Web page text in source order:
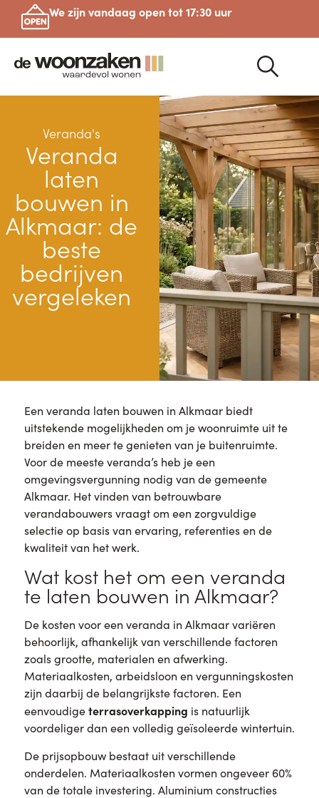
We zijn vandaag open tot 17:30 uur
Veranda's
Veranda
laten
bouwen in
Alkmaar: de
beste
bedrijven
vergeleken
Een veranda laten bouwen in Alkmaar biedt
uitstekende mogelijkheden om je woonruimte uit te
breiden en meer te genieten van je buitenruimte.
Voor de meeste veranda’s heb je een
omgevingsvergunning nodig van de gemeente
Alkmaar. Het vinden van betrouwbare
verandabouwers vraagt om een zorgvuldige
selectie op basis van ervaring, referenties en de
kwaliteit van het werk.
Wat kost het om een veranda
te laten bouwen in Alkmaar?
De kosten voor een veranda in Alkmaar variëren
behoorlijk, afhankelijk van verschillende factoren
zoals grootte, materialen en afwerking.
Materiaalkosten, arbeidsloon en vergunningskosten
zijn daarbij de belangrijkste factoren. Een
eenvoudigeterrasoverkapping is natuurlijk
voordeliger dan een volledig geïsoleerde wintertuin.
De prijsopbouw bestaat uit verschillende
onderdelen. Materiaalkosten vormen ongeveer 60%
van de totale investering. Aluminium constructies